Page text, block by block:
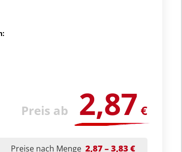
Preis ab 2,87 €
Preise nach Menge 2,87 – 3,83 €